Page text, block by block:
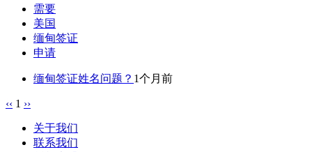
需要
美国
缅甸签证
申请
缅甸签证姓名问题？ 1个月前
‹‹ 1 ››
关于我们
联系我们